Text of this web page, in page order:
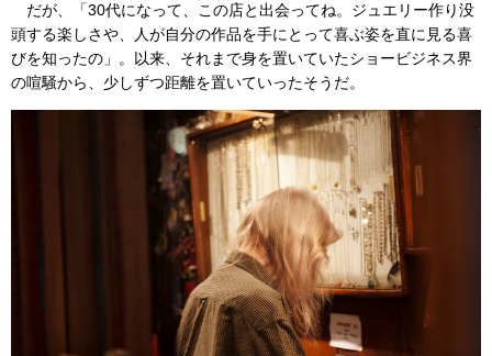
だが、「30代になって、この店と出会ってね。ジュエリー作り没
頭する楽しさや、人が自分の作品を手にとって喜ぶ姿を直に見る喜
びを知ったの」。以来、それまで身を置いていたショービジネス界
の喧騒から、少しずつ距離を置いていったそうだ。